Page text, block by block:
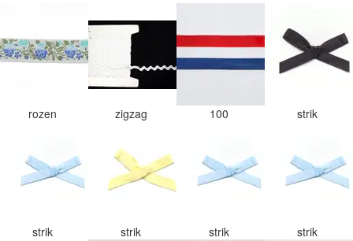
rozen zigzag 100 strik
strik strik strik strik